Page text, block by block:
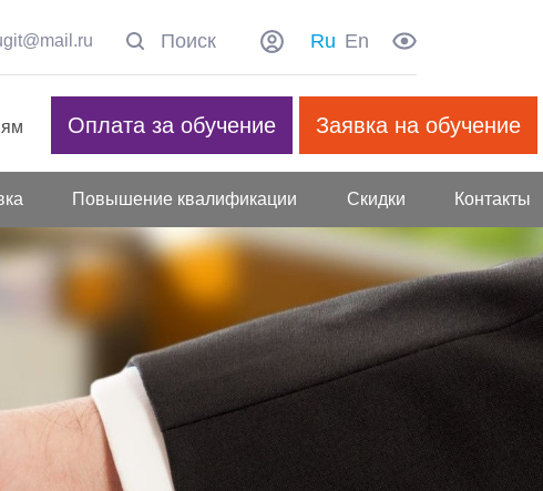
Ru En
Оплата за обучение Заявка на обучение
Повышение квалификации Скидки Контакты